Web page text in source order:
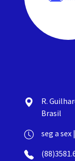
R.
Brasil
seg a sex